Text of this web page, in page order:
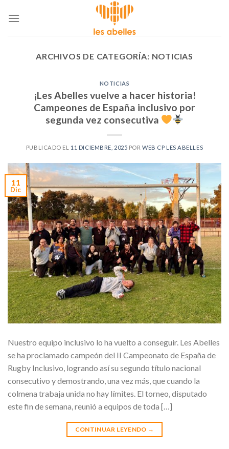
ARCHIVOS DE CATEGORÍA: NOTICIAS
NOTICIAS
¡Les Abelles vuelve a hacer historia!
Campeones de España inclusivo por
segunda vez consecutiva
PUBLICADO EL 11 DICIEMBRE, 2025 PORWEB CP LES ABELLES
11
Dic
Nuestro equipo inclusivo lo ha vuelto a conseguir. Les Abelles
se ha proclamado campeón del II Campeonato de España de
Rugby Inclusivo, logrando así su segundo título nacional
consecutivo y demostrando, una vez más, que cuando la
colmena trabaja unida no hay límites. El torneo, disputado
este fin de semana, reunió a equipos de toda […]
CONTINUAR LEYENDO →